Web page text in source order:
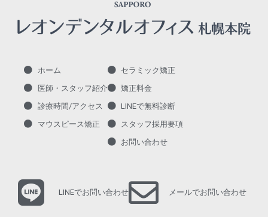
ホーム
医師・スタッフ紹介
診療時間/アクセス
マウスピース矯正
セラミック矯正
矯正料金
LINEで無料診断
スタッフ採用要項
お問い合わせ
LINEでお問い合わせ メールでお問い合わせ